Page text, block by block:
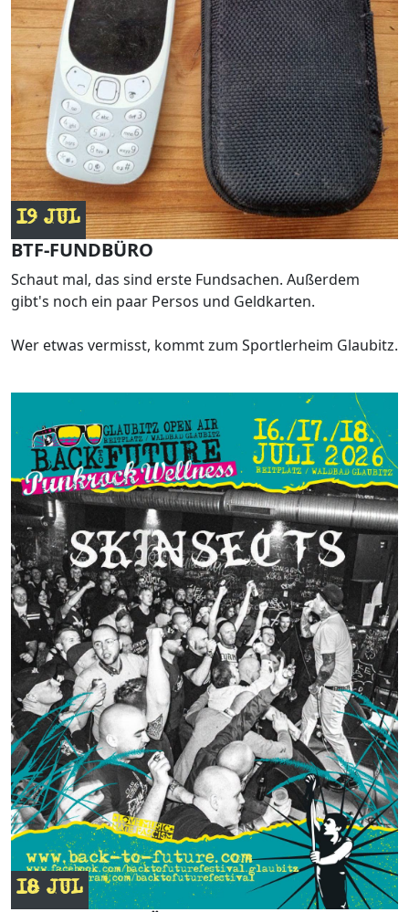
19 JUL
BTF-FUNDBÜRO
Schaut mal, das sind erste Fundsachen. Außerdem
gibt's noch ein paar Persos und Geldkarten.
Wer etwas vermisst, kommt zum Sportlerheim Glaubitz.
18 JUL